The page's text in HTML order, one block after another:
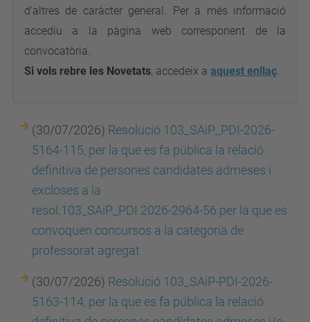
d'altres de caràcter general. Per a més informació
accediu a la pàgina web corresponent de la
convocatòria.
Si vols rebre les Novetats, accedeix a aquest enllaç.
(30/07/2026) Resolució 103_SAiP_PDI-2026-
5164-115, per la que es fa pública la relació
definitiva de persones candidates admeses i
excloses a la
resol.103_SAiP_PDI 2026-2964-56 per la que es
convoquen concursos a la categoria de
professorat agregat
(30/07/2026) Resolució 103_SAiP-PDI-2026-
5163-114, per la que es fa pública la relació